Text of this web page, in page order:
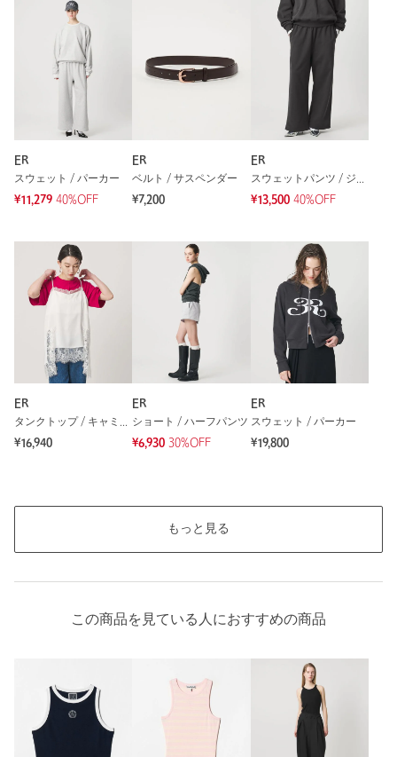
注文キャンセル
対象商品 返品等について
裾上げについて
カテゴリー トップス タンクトップ / キャミソール
サイズ FREE
洗濯表示 洗濯機洗い可 洗濯表示について
原産国
商品番号 8417-5-000000
ER
スウェット / パーカー
¥11,279 40%OFF
ER
ベルト / サスペンダー
¥7,200
ER
スウェットパンツ / ジャージ
¥13,500 40%OFF
ER
タンクトップ / キャミソール
¥16,940
ER
ショート / ハーフパンツ
¥6,930 30%OFF
ER
スウェット / パーカー
¥19,800
もっと見る
この商品を見ている人におすすめの商品